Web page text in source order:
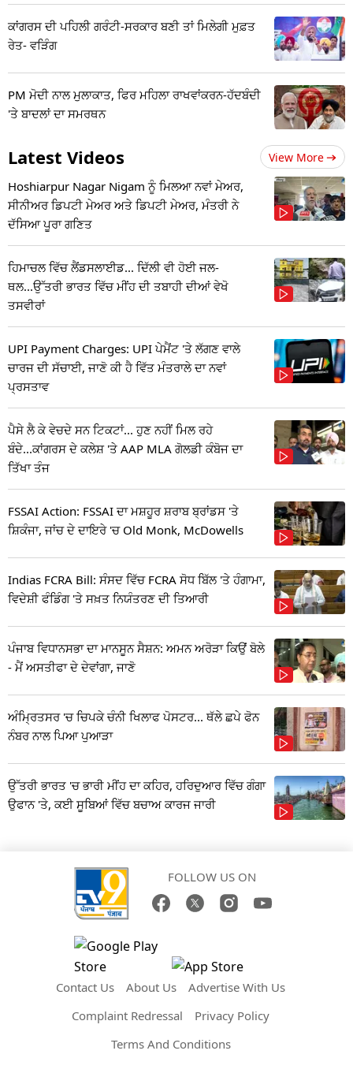
ਕਾਂਗਰਸ ਦੀ ਪਹਿਲੀ ਗਰੰਟੀ-ਸਰਕਾਰ ਬਣੀ ਤਾਂ ਮਿਲੇਗੀ ਮੁਫ਼ਤ
ਰੇਤ- ਵੜਿੰਗ
PM ਮੋਦੀ ਨਾਲ ਮੁਲਾਕਾਤ, ਫਿਰ ਮਹਿਲਾ ਰਾਖਵਾਂਕਰਨ-ਹੱਦਬੰਦੀ
'ਤੇ ਬਾਦਲਾਂ ਦਾ ਸਮਰਥਨ
Latest Videos View More
Hoshiarpur Nagar Nigam ਨੂੰ ਮਿਲਆ ਨਵਾਂ ਮੇਅਰ,
ਸੀਨੀਅਰ ਡਿਪਟੀ ਮੇਅਰ ਅਤੇ ਡਿਪਟੀ ਮੇਅਰ, ਮੰਤਰੀ ਨੇ
ਦੱਸਿਆ ਪੂਰਾ ਗਣਿਤ
ਹਿਮਾਚਲ ਵਿੱਚ ਲੈਂਡਸਲਾਈਡ... ਦਿੱਲੀ ਵੀ ਹੋਈ ਜਲ-
ਥਲ...ਉੱਤਰੀ ਭਾਰਤ ਵਿੱਚ ਮੀਂਹ ਦੀ ਤਬਾਹੀ ਦੀਆਂ ਵੇਖੋ
ਤਸਵੀਰਾਂ
UPI Payment Charges: UPI ਪੇਮੈਂਟ 'ਤੇ ਲੱਗਣ ਵਾਲੇ
ਚਾਰਜ ਦੀ ਸੱਚਾਈ, ਜਾਣੋ ਕੀ ਹੈ ਵਿੱਤ ਮੰਤਰਾਲੇ ਦਾ ਨਵਾਂ
ਪ੍ਰਸਤਾਵ
ਪੈਸੇ ਲੈ ਕੇ ਵੇਚਦੇ ਸਨ ਟਿਕਟਾਂ... ਹੁਣ ਨਹੀਂ ਮਿਲ ਰਹੇ
ਬੰਦੇ...ਕਾਂਗਰਸ ਦੇ ਕਲੇਸ਼ 'ਤੇ AAP MLA ਗੋਲਡੀ ਕੰਬੋਜ ਦਾ
ਤਿੱਖਾ ਤੰਜ
FSSAI Action: FSSAI ਦਾ ਮਸ਼ਹੂਰ ਸ਼ਰਾਬ ਬ੍ਰਾਂਡਸ 'ਤੇ
ਸ਼ਿਕੰਜਾ, ਜਾਂਚ ਦੇ ਦਾਇਰੇ 'ਚ Old Monk, McDowells
Indias FCRA Bill: ਸੰਸਦ ਵਿੱਚ FCRA ਸੋਧ ਬਿੱਲ 'ਤੇ ਹੰਗਾਮਾ,
ਵਿਦੇਸ਼ੀ ਫੰਡਿੰਗ 'ਤੇ ਸਖ਼ਤ ਨਿਯੰਤਰਣ ਦੀ ਤਿਆਰੀ
ਪੰਜਾਬ ਵਿਧਾਨਸਭਾ ਦਾ ਮਾਨਸੂਨ ਸੈਸ਼ਨ: ਅਮਨ ਅਰੋੜਾ ਕਿਉਂ ਬੋਲੇ
- ਮੈਂ ਅਸਤੀਫਾ ਦੇ ਦੇਵਾਂਗਾ, ਜਾਣੋ
ਅੰਮ੍ਰਿਤਸਰ 'ਚ ਚਿਪਕੇ ਚੰਨੀ ਖਿਲਾਫ ਪੋਸਟਰ... ਥੱਲੇ ਛਪੇ ਫੋਨ
ਨੰਬਰ ਨਾਲ ਪਿਆ ਪੁਆੜਾ
ਉੱਤਰੀ ਭਾਰਤ 'ਚ ਭਾਰੀ ਮੀਂਹ ਦਾ ਕਹਿਰ, ਹਰਿਦੁਆਰ ਵਿੱਚ ਗੰਗਾ
ਉਫਾਨ 'ਤੇ, ਕਈ ਸੂਬਿਆਂ ਵਿੱਚ ਬਚਾਅ ਕਾਰਜ ਜਾਰੀ
FOLLOW US ON
Contact Us About Us
Advertise With Us
Complaint Redressal
Privacy Policy
Terms And Conditions